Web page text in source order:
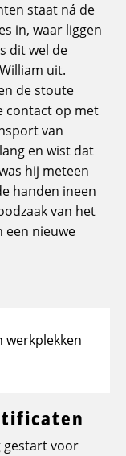
staat ná de
in, waar liggen
dit wel de
uit.
de stoute
contact op met
van
en wist dat
hij meteen
handen ineen
van het
een nieuwe
werkplekken
gestart voor